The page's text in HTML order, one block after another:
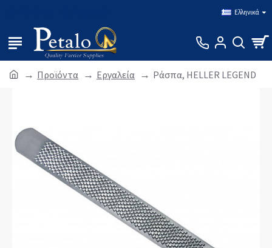
Ελληνικά
Προϊόντα Εργαλεία Ράσπα, HELLER LEGEND